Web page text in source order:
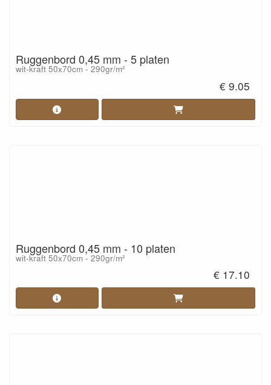
Ruggenbord 0,45 mm - 5 platen
wit-kraft 50x70cm - 290gr/m²
€ 9.05
Ruggenbord 0,45 mm - 10 platen
wit-kraft 50x70cm - 290gr/m²
€ 17.10